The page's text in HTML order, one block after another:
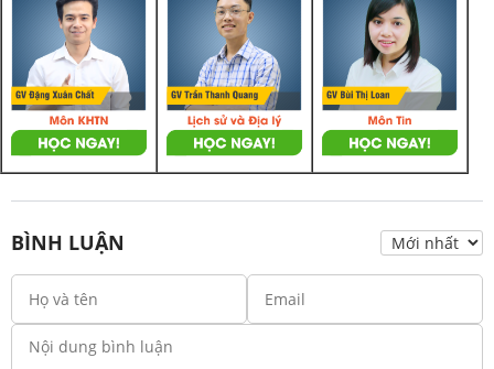
BÌNH LUẬN